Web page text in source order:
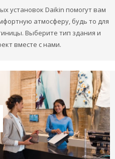
установок Daikin помогут вам
атмосферу, будь то для
Выберите тип здания и
вместе с нами.